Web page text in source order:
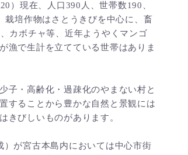
）現在、人口390人、世帯数190、
栽培作物はさとうきびを中心に、畜
カボチャ等、近年ようやくマンゴ
漁で生計を立てている世帯はありま
子・高齢化・過疎化のやまない村と
することから豊かな自然と景観には
きびしいものがあります。
が宮古本島内においては中心市街